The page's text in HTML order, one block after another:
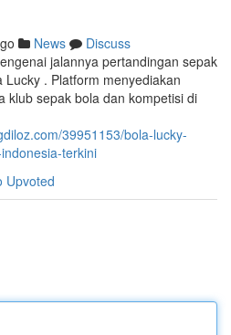
News
Discuss
jalannya pertandingan sepak
. Platform menyediakan
klub sepak bola dan kompetisi di
39951153/bola-lucky-
terkini
Upvoted